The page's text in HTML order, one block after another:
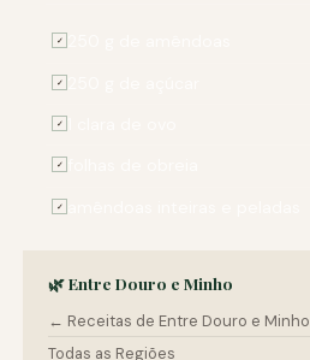
✓
✓
✓
✓
✓
🌿 Entre Douro e Minho
← Receitas de Entre Douro e Minho
Todas as Regiões